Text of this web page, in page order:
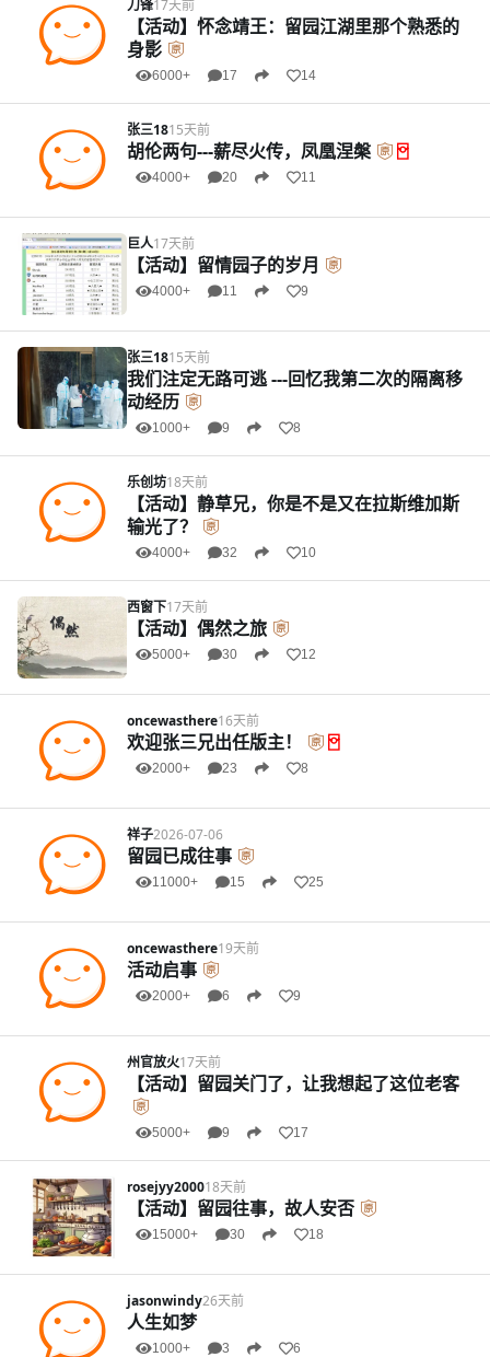
刀锋17天前
【活动】怀念靖王：留园江湖里那个熟悉的
身影
6000+ 17 14
张三1815天前
胡伦两句---薪尽火传，凤凰涅槃
4000+ 20 11
巨人17天前
【活动】留情园子的岁月
4000+ 11 9
张三1815天前
我们注定无路可逃 ---回忆我第二次的隔离移
动经历
1000+ 9 8
乐创坊18天前
【活动】静草兄，你是不是又在拉斯维加斯
输光了？
4000+ 32 10
西窗下17天前
【活动】偶然之旅
5000+ 30 12
oncewasthere16天前
欢迎张三兄出任版主！
2000+ 23 8
祥子2026-07-06
留园已成往事
11000+ 15 25
oncewasthere19天前
活动启事
2000+ 6 9
州官放火17天前
【活动】留园关门了，让我想起了这位老客
5000+ 9 17
rosejyy200018天前
【活动】留园往事，故人安否
15000+ 30 18
jasonwindy26天前
人生如梦
1000+ 3 6